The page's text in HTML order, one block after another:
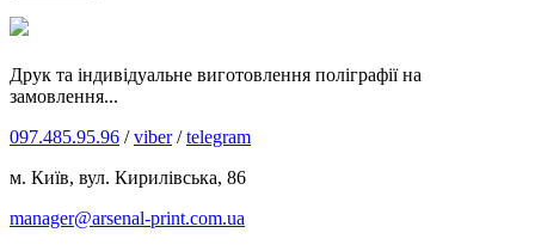
Друк та індивідуальне виготовлення поліграфії на
замовлення...
097.485.95.96 /viber/telegram
м. Київ, вул. Кирилівська, 86
manager@arsenal-print.com.ua